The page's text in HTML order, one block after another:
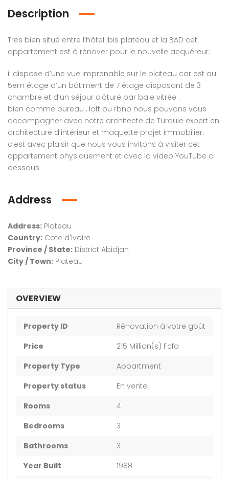
Description
Tres bien situé entre l’hôtel ibis plateau et la BAD cet
appartement est à rénover pour le nouvelle acquéreur.
il dispose d’une vue imprenable sur le plateau car est au
5em étage d’un bâtiment de 7 étage disposant de 3
chambre et d’un séjour clôturé par baie vitrée .
bien comme bureau , loft ou rbnb nous pouvons vous
accompagner avec notre architecte de Turquie expert en
architecture d’intérieur et maquette projet immobilier.
c’est avec plaisir que nous vous invitons à visiter cet
appartement physiquement et avec la video YouTube ci
dessous
Address
Address: Plateau
Country: Cote d'Ivoire
Province / State: District Abidjan
City / Town: Plateau
OVERVIEW
Property ID
Rénovation à votre goût
Price
215 Million(s) Fcfa
Property Type
Appartment
Property status
En vente
Rooms
4
Bedrooms
3
Bathrooms
3
Year Built
1988
found No item found